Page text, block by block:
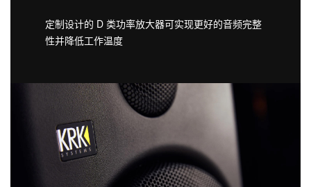
定制设计的 D 类功率放大器可实现更好的音频完整
性并降低工作温度